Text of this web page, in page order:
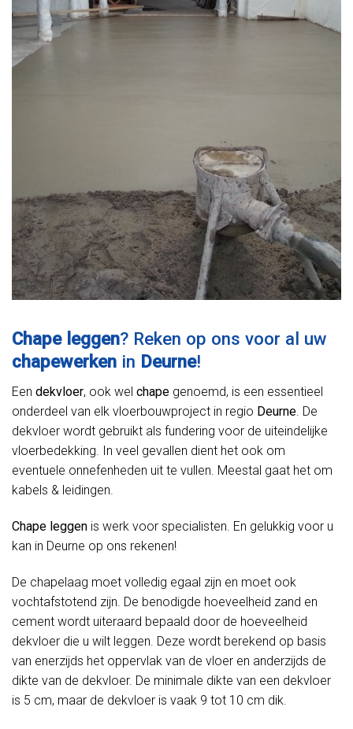
Chape leggen? Reken op ons voor al uw
chapewerken in Deurne!
Een dekvloer, ook wel chape genoemd, is een essentieel
onderdeel van elk vloerbouwproject in regio Deurne. De
dekvloer wordt gebruikt als fundering voor de uiteindelijke
vloerbedekking. In veel gevallen dient het ook om
eventuele onnefenheden uit te vullen. Meestal gaat het om
kabels & leidingen.
Chape leggen is werk voor specialisten. En gelukkig voor u
kan in Deurne op ons rekenen!
De chapelaag moet volledig egaal zijn en moet ook
vochtafstotend zijn. De benodigde hoeveelheid zand en
cement wordt uiteraard bepaald door de hoeveelheid
dekvloer die u wilt leggen. Deze wordt berekend op basis
van enerzijds het oppervlak van de vloer en anderzijds de
dikte van de dekvloer. De minimale dikte van een dekvloer
is 5 cm, maar de dekvloer is vaak 9 tot 10 cm dik.